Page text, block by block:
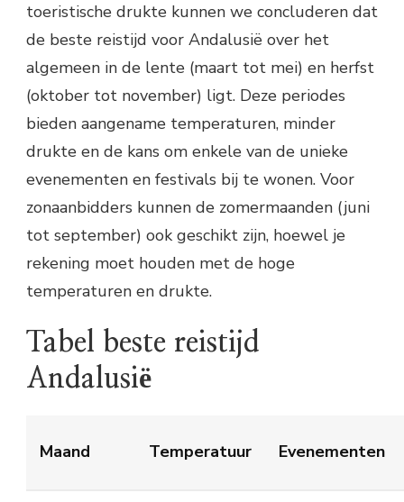
toeristische drukte kunnen we concluderen dat
de beste reistijd voor Andalusië over het
algemeen in de lente (maart tot mei) en herfst
(oktober tot november) ligt. Deze periodes
bieden aangename temperaturen, minder
drukte en de kans om enkele van de unieke
evenementen en festivals bij te wonen. Voor
zonaanbidders kunnen de zomermaanden (juni
tot september) ook geschikt zijn, hoewel je
rekening moet houden met de hoge
temperaturen en drukte.
Tabel beste reistijd
Andalusië
Maand Temperatuur Evenementen